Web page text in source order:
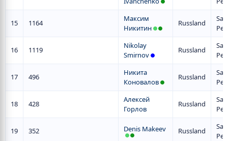
15 1164
Максим
Никитин
Russland
16 1119
Nikolay
Smirnov
Russland
17 496
Никита
Коновалов
Russland
18 428
Алексей
Горлов
Russland
19 352 Denis Makeev Russland